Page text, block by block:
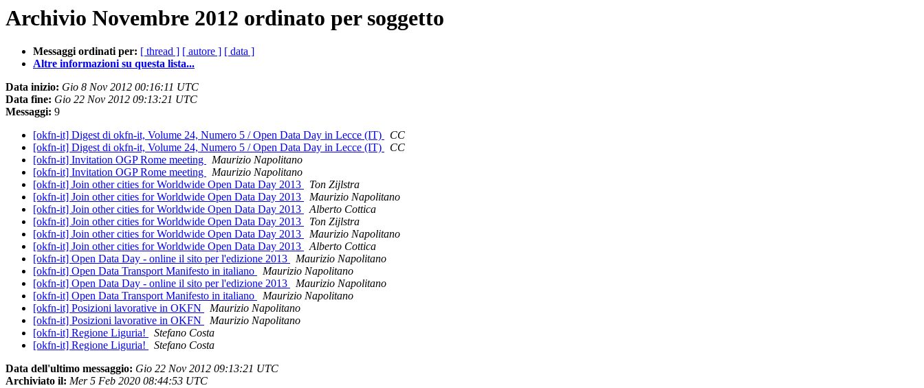
Archivio Novembre 2012 ordinato per soggetto
Messaggi ordinati per: [ thread ] [ autore ] [ data ]
Altre informazioni su questa lista...
Data inizio: Gio 8 Nov 2012 00:16:11 UTC
Data fine: Gio 22 Nov 2012 09:13:21 UTC
Messaggi: 9
[okfn-it] Digest di okfn-it, Volume 24, Numero 5 / Open Data Day in Lecce (IT)
CC
[okfn-it] Digest di okfn-it, Volume 24, Numero 5 / Open Data Day in Lecce (IT)
CC
[okfn-it] Invitation OGP Rome meeting
Maurizio Napolitano
[okfn-it] Invitation OGP Rome meeting
Maurizio Napolitano
[okfn-it] Join other cities for Worldwide Open Data Day 2013
Ton Zijlstra
[okfn-it] Join other cities for Worldwide Open Data Day 2013
Maurizio Napolitano
[okfn-it] Join other cities for Worldwide Open Data Day 2013
Alberto Cottica
[okfn-it] Join other cities for Worldwide Open Data Day 2013
Ton Zijlstra
[okfn-it] Join other cities for Worldwide Open Data Day 2013
Maurizio Napolitano
[okfn-it] Join other cities for Worldwide Open Data Day 2013
Alberto Cottica
[okfn-it] Open Data Day - online il sito per l'edizione 2013
Maurizio Napolitano
[okfn-it] Open Data Transport Manifesto in italiano
Maurizio Napolitano
[okfn-it] Open Data Day - online il sito per l'edizione 2013
Maurizio Napolitano
[okfn-it] Open Data Transport Manifesto in italiano
Maurizio Napolitano
[okfn-it] Posizioni lavorative in OKFN
Maurizio Napolitano
[okfn-it] Posizioni lavorative in OKFN
Maurizio Napolitano
[okfn-it] Regione Liguria!
Stefano Costa
[okfn-it] Regione Liguria!
Stefano Costa
Data dell'ultimo messaggio: Gio 22 Nov 2012 09:13:21 UTC
Archiviato il: Mer 5 Feb 2020 08:44:53 UTC